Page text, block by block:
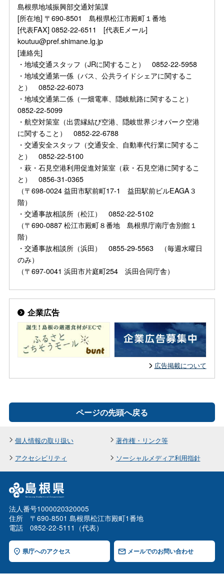
島根県地域振興部交通対策課
[所在地] 〒690-8501 島根県松江市殿町１番地
[代表FAX] 0852-22-6511 [代表Eメール]
koutuu@pref.shimane.lg.jp
[連絡先]
・地域交通スタッフ（JRに関すること） 0852-22-5958
・地域交通第一係（バス、公共ライドシェアに関するこ
と） 0852-22-6073
・地域交通第二係（一畑電車、隠岐航路に関すること）
0852-22-5099
・航空対策室（出雲縁結び空港、隠岐世界ジオパーク空港
に関すること） 0852-22-6788
・交通安全スタッフ（交通安全、自動車代行業に関するこ
と） 0852-22-5100
・萩・石見空港利用促進対策室（萩・石見空港に関するこ
と） 0856-31-0365
（〒698-0024 益田市駅前町17-1 益田駅前ビルEAGA３
階）
・交通事故相談所（松江） 0852-22-5102
（〒690-0887 松江市殿町８番地 島根県庁南庁舎別館１
階）
・交通事故相談所（浜田） 0855-29-5563 （毎週水曜日
のみ）
（〒697-0041 浜田市片庭町254 浜田合同庁舎）
企業広告
広告掲載について
ページの先頭へ戻る
個人情報の取り扱い
著作権・リンク等
アクセシビリティ
ソーシャルメディア利用指針
法人番号1000020320005
住所 〒690-8501 島根県松江市殿町1番地
電話 0852-22-5111（代表）
県庁へのアクセス メールでのお問い合わせ